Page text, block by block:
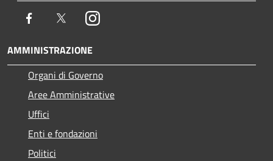
Facebook TwitterInstagram
AMMINISTRAZIONE
Organi di Governo
Aree Amministrative
Uffici
Enti e fondazioni
Politici